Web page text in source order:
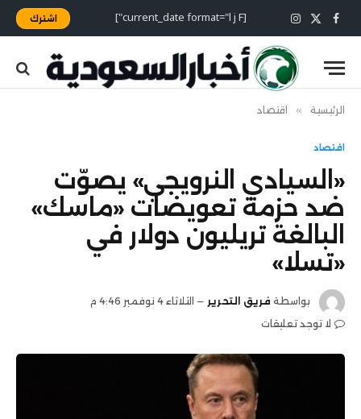
فيسبوك
X
(Twitter)
الانستغرام [current_date format="l j F"] اشترك
الرئيسية » اقتصاد
اقتصاد
«السيادي النرويجي» يصوّت
ضد حزمة تعويضات «ماسك»
البالغة تريليون دولار في
«تسلا»
بواسطة فريق التحرير
الثلاثاء 4 نوفمبر 4:46 م
لا توجد تعليقات